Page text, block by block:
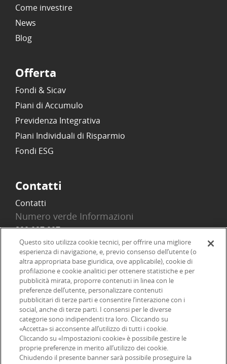
Come investire
News
Blog
Offerta
Fondi & Sicav
Piani di Accumulo
Previdenza Integrativa
Piani Individuali di Risparmio
Fondi ESG
Contatti
Contatti
Numero verde Informazioni
800 097 097
Email
info@onlinesim.it
Social
©2026 Online SIM, società del gruppo bancario ERSEL - P.IVA
12927410154
Questo sito utilizza cookie tecnici, per offrire una migliore
esperienza di navigazione, e, previo consenso dell’utente (o
altra appropriata base giuridica, ove applicabile), cookie di
profilazione e cookie analitici per ottenere statistiche e per
pubblicità mirata, proporre contenuti in linea con le
preferenze dell’utente, personalizzare contenuti
pubblicitari di terze parti e consentire l’interazione con i
social, anche di terze parti. I consensi per le diverse
categorie sono indipendenti tra loro. Cliccando su
«Accetta» si acconsente all’utilizzo di tutti i cookie.
Cliccando su «Impostazioni cookie» è possibile gestire le
proprie preferenze in merito all’utilizzo dei cookie.
Chiudendo il presente banner sarà possibile proseguire la